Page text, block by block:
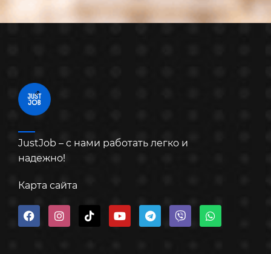
JustJob – с нами работать легко и
надежно!
Карта сайта